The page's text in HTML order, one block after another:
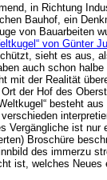
in Richtung
Bauhof, ein
von Bauarbeiten
von Günter
sieht es aus,
auch schon
mit der Realität
der Hof des
besteht aus
Vergängliche ist nur
Broschüre
des immerzu
ist, welches